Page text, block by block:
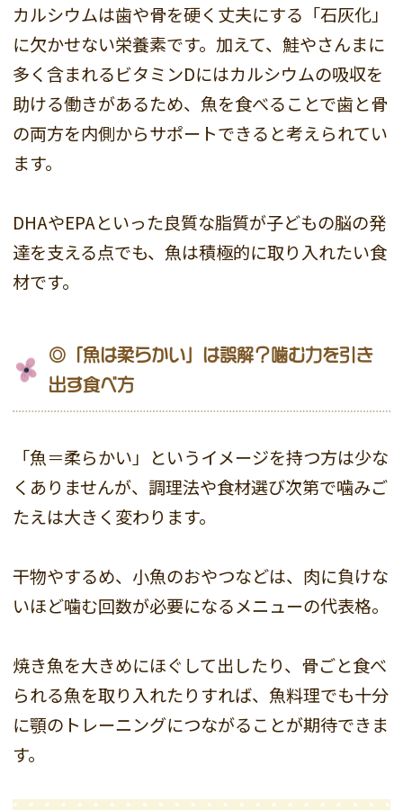
カルシウムは歯や骨を硬く丈夫にする「石灰化」
に欠かせない栄養素です。加えて、鮭やさんまに
多く含まれるビタミンDにはカルシウムの吸収を
助ける働きがあるため、魚を食べることで歯と骨
の両方を内側からサポートできると考えられてい
ます。
DHAやEPAといった良質な脂質が子どもの脳の発
達を支える点でも、魚は積極的に取り入れたい食
材です。
◎「魚は柔らかい」は誤解？噛む力を引き
出す食べ方
「魚＝柔らかい」というイメージを持つ方は少な
くありませんが、調理法や食材選び次第で噛みご
たえは大きく変わります。
干物やするめ、小魚のおやつなどは、肉に負けな
いほど噛む回数が必要になるメニューの代表格。
焼き魚を大きめにほぐして出したり、骨ごと食べ
られる魚を取り入れたりすれば、魚料理でも十分
に顎のトレーニングにつながることが期待できま
す。